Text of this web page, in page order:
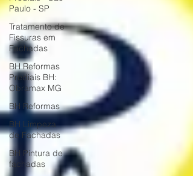
Paulo - SP
Tratamento de
Fissuras em
Fachadas
BH Reformas
Prediais BH:
Obramax MG
BH Reformas
BH Limpeza
de Fachadas
BH Pintura de
fachadas